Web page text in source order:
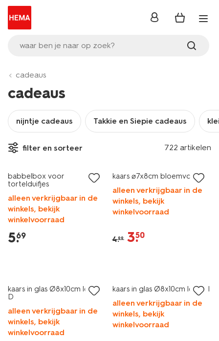
waar ben je naar op zoek?
inloggen
cadeaus
cadeaus
nijntje cadeaus Takkie en Siepie cadeaus
filter en sorteer 722 artikelen
babbelbox voor
tortelduifjes
alleen verkrijgbaar in de
winkels, bekijk
winkelvoorraad
5.
69
kaars ⌀7x8cm bloemvorm
alleen verkrijgbaar in de
winkels, bekijk
winkelvoorraad
4.99 3.
50
kaars in glas Ø8x10cm letter
D
alleen verkrijgbaar in de
winkels, bekijk
winkelvoorraad
kaars in glas Ø8x10cm letter I
alleen verkrijgbaar in de
winkels, bekijk
winkelvoorraad